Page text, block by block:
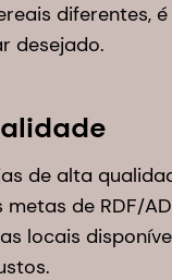
diferentes,
desejado.
de alta
de RDF/
locais